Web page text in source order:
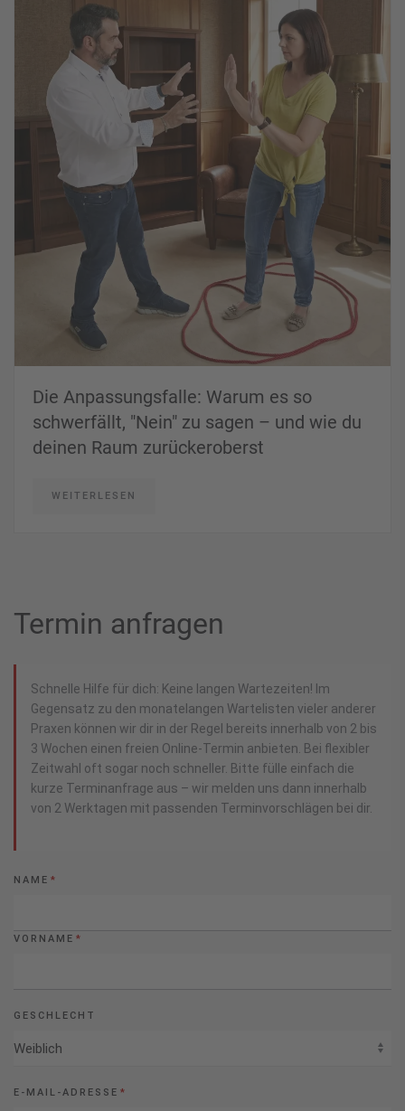
Die Anpassungsfalle: Warum es so
schwerfällt, "Nein" zu sagen – und wie du
deinen Raum zurückeroberst
WEITERLESEN
Termin anfragen
Schnelle Hilfe für dich: Keine langen Wartezeiten! Im
Gegensatz zu den monatelangen Wartelisten vieler anderer
Praxen können wir dir in der Regel bereits innerhalb von 2 bis
3 Wochen einen freien Online-Termin anbieten. Bei flexibler
Zeitwahl oft sogar noch schneller. Bitte fülle einfach die
kurze Terminanfrage aus – wir melden uns dann innerhalb
von 2 Werktagen mit passenden Terminvorschlägen bei dir.
NAME *
VORNAME *
GESCHLECHT
E-MAIL-ADRESSE *